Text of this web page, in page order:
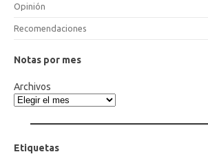
Opinión
Recomendaciones
Notas por mes
Archivos
Etiquetas